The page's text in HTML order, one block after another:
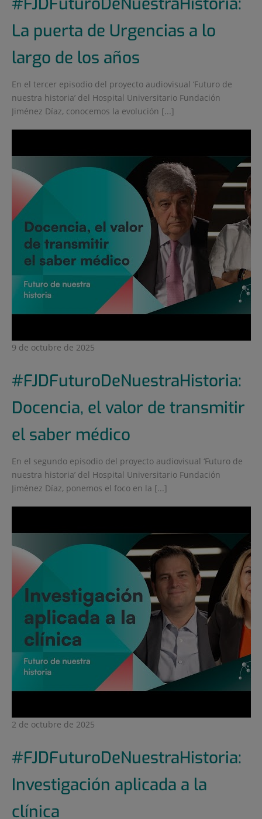
La puerta de Urgencias a lo
largo de los años
En el tercer episodio del proyecto audiovisual ‘Futuro de
nuestra historia’ del Hospital Universitario Fundación
Jiménez Díaz, conocemos la evolución [...]
9 de octubre de 2025
#FJDFuturoDeNuestraHistoria:
Docencia, el valor de transmitir
el saber médico
En el segundo episodio del proyecto audiovisual ‘Futuro de
nuestra historia’ del Hospital Universitario Fundación
Jiménez Díaz, ponemos el foco en la [...]
2 de octubre de 2025
#FJDFuturoDeNuestraHistoria:
Investigación aplicada a la
clínica